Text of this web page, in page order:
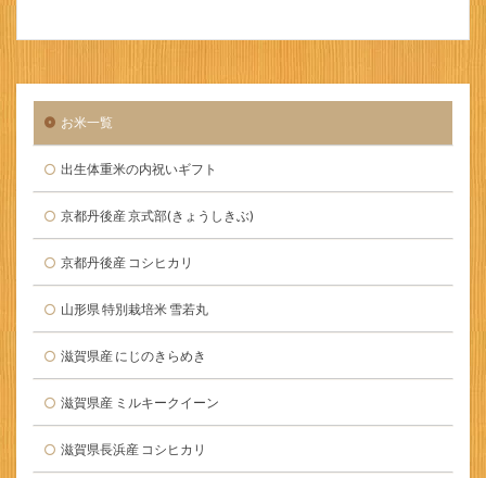
お米一覧
出生体重米の内祝いギフト
京都丹後産 京式部(きょうしきぶ)
京都丹後産 コシヒカリ
山形県 特別栽培米 雪若丸
滋賀県産 にじのきらめき
滋賀県産 ミルキークイーン
滋賀県長浜産 コシヒカリ